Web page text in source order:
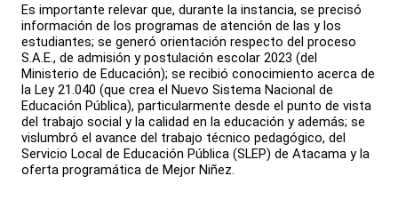
Es importante relevar que, durante la instancia, se precisó
información de los programas de atención de las y los
estudiantes; se generó orientación respecto del proceso
S.A.E., de admisión y postulación escolar 2023 (del
Ministerio de Educación); se recibió conocimiento acerca de
la Ley 21.040 (que crea el Nuevo Sistema Nacional de
Educación Pública), particularmente desde el punto de vista
del trabajo social y la calidad en la educación y además; se
vislumbró el avance del trabajo técnico pedagógico, del
Servicio Local de Educación Pública (SLEP) de Atacama y la
oferta programática de Mejor Niñez.